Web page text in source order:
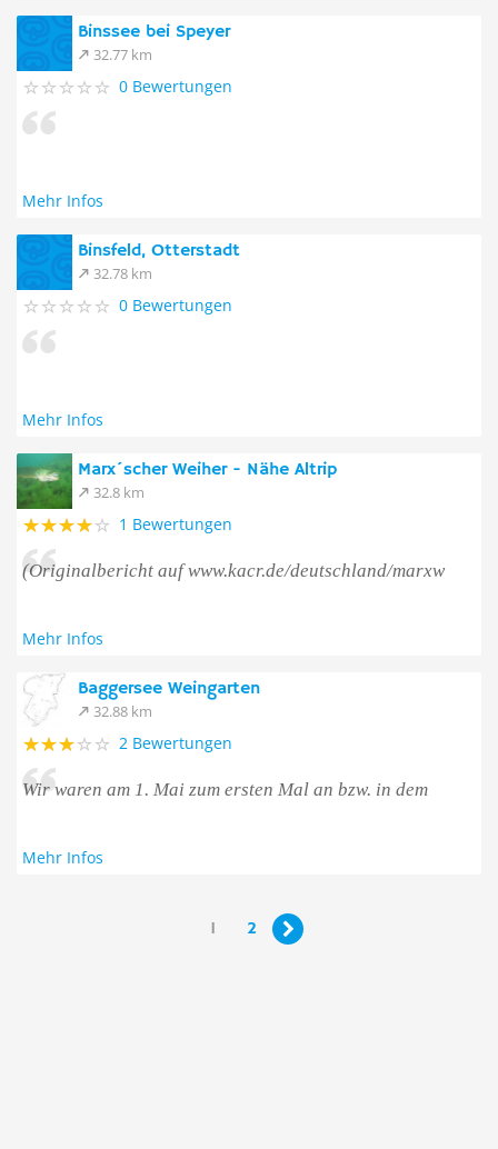
Binssee bei Speyer
32.77 km
0 Bewertungen
Mehr Infos
Binsfeld, Otterstadt
32.78 km
0 Bewertungen
Mehr Infos
Marx´scher Weiher - Nähe Altrip
32.8 km
1 Bewertungen
(Originalbericht auf www.kacr.de/deutschland/marxw
Mehr Infos
Baggersee Weingarten
32.88 km
2 Bewertungen
Wir waren am 1. Mai zum ersten Mal an bzw. in dem
Mehr Infos
1 2 